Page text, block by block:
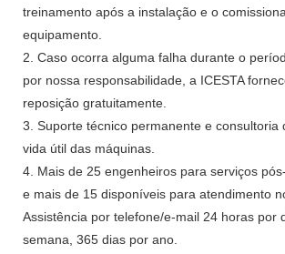
treinamento após a instalação e o
equipamento.
2. Caso ocorra alguma falha durante o
por nossa responsabilidade, a ICESTA
reposição gratuitamente.
3. Suporte técnico permanente e consultoria
vida útil das máquinas.
4. Mais de 25 engenheiros para serviços
e mais de 15 disponíveis para atendimento
Assistência por telefone/e-mail 24 horas por
semana, 365 dias por ano.